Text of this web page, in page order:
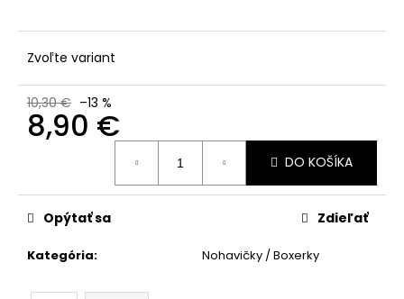
Zvoľte variant
10,30 € –13 %
8,90 €
DO KOŠÍKA
Kategória: Nohavičky / Boxerky
Opýtať sa Zdieľať